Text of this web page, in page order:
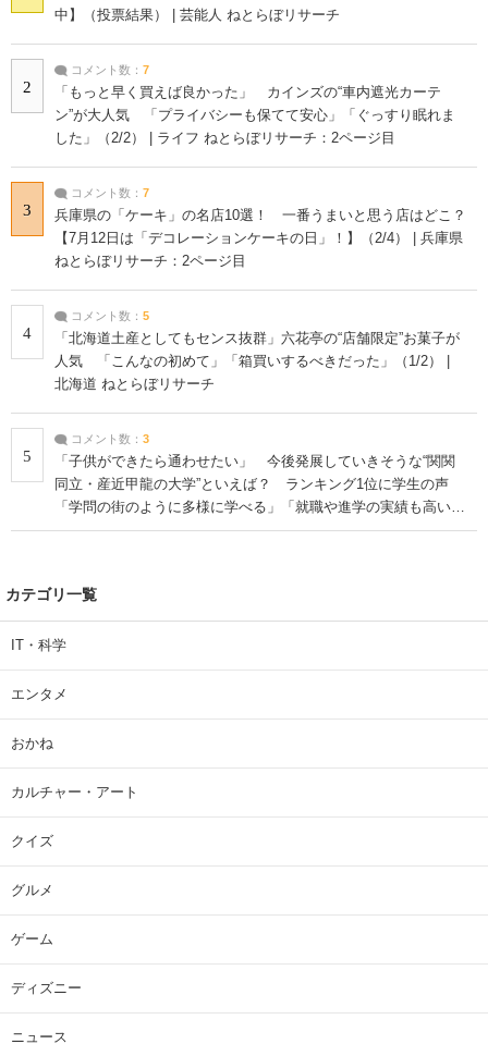
中】（投票結果） | 芸能人 ねとらぼリサーチ
2
コメント数： 7
「もっと早く買えば良かった」 カインズの“車内遮光カーテ
ン”が大人気 「プライバシーも保てて安心」「ぐっすり眠れま
した」（2/2） | ライフ ねとらぼリサーチ：2ページ目
3
コメント数： 7
兵庫県の「ケーキ」の名店10選！ 一番うまいと思う店はどこ？
【7月12日は「デコレーションケーキの日」！】（2/4） | 兵庫県
ねとらぼリサーチ：2ページ目
4
コメント数： 5
「北海道土産としてもセンス抜群」六花亭の“店舗限定”お菓子が
人気 「こんなの初めて」「箱買いするべきだった」（1/2） |
北海道 ねとらぼリサーチ
5
コメント数： 3
「子供ができたら通わせたい」 今後発展していきそうな“関関
同立・産近甲龍の大学”といえば？ ランキング1位に学生の声
「学問の街のように多様に学べる」「就職や進学の実績も高い」
| 大学 ねとらぼリサーチ
カテゴリ一覧
IT・科学
エンタメ
おかね
カルチャー・アート
クイズ
グルメ
ゲーム
ディズニー
ニュース